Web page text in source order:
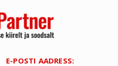
E-POSTI AADRESS: